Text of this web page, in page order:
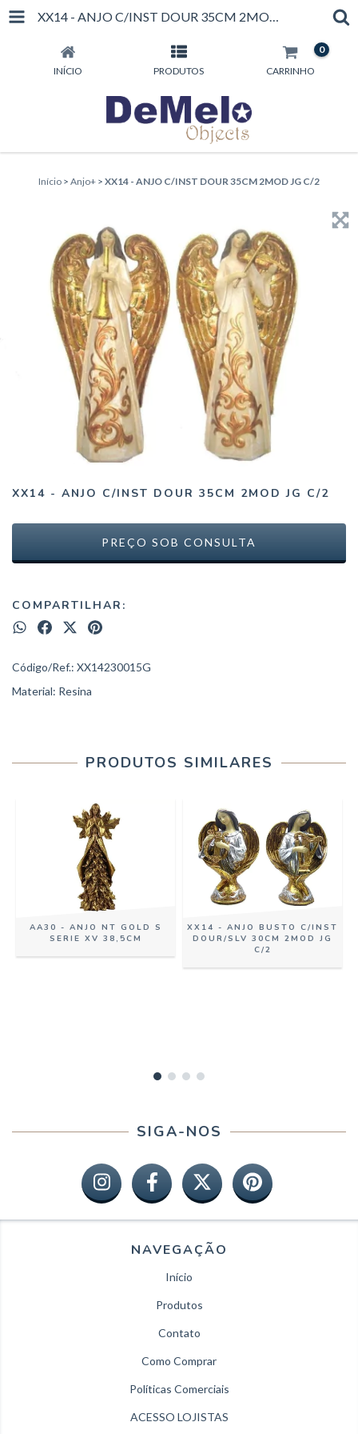
XX14 - ANJO C/INST DOUR 35CM 2MOD JG C/2
INÍCIO PRODUTOS CARRINHO
0
Início > Anjo+ > XX14 - ANJO C/INST DOUR 35CM 2MOD JG C/2
XX14 - ANJO C/INST DOUR 35CM 2MOD JG C/2
COMPARTILHAR:
Código/Ref.: XX14230015G
Material: Resina
PRODUTOS SIMILARES
AA30 - ANJO NT GOLD S
SERIE XV 38,5CM
XX14 - ANJO BUSTO C/INST
DOUR/SLV 30CM 2MOD JG
C/2
SIGA-NOS
NAVEGAÇÃO
Início
Produtos
Contato
Como Comprar
Políticas Comerciais
ACESSO LOJISTAS